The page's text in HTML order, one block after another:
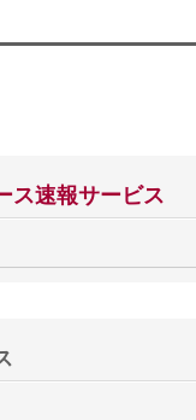
ス速報サービス